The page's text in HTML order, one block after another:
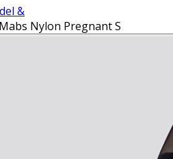
&
Mabs Nylon Pregnant S